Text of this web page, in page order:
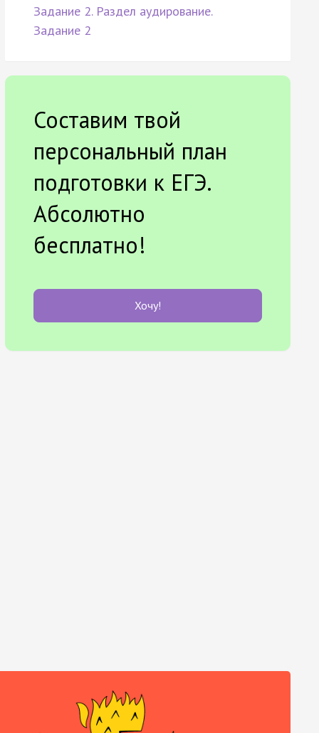
Задание 2. Раздел аудирование.
Задание 2
Составим твой
персональный план
подготовки к ЕГЭ.
Абсолютно
бесплатно!
Хочу!